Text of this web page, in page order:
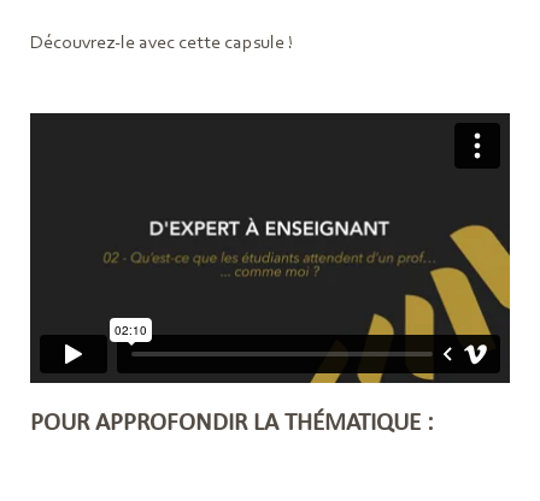
Découvrez-le avec cette capsule !
POUR APPROFONDIR LA THÉMATIQUE :